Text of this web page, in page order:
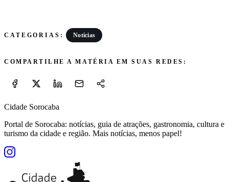
CATEGORIAS: Notícias
COMPARTILHE A MATÉRIA EM SUAS REDES:
Cidade Sorocaba
Portal de Sorocaba: notícias, guia de atrações, gastronomia, cultura e
turismo da cidade e região. Mais notícias, menos papel!